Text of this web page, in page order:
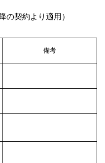
の契約より適用）
備考